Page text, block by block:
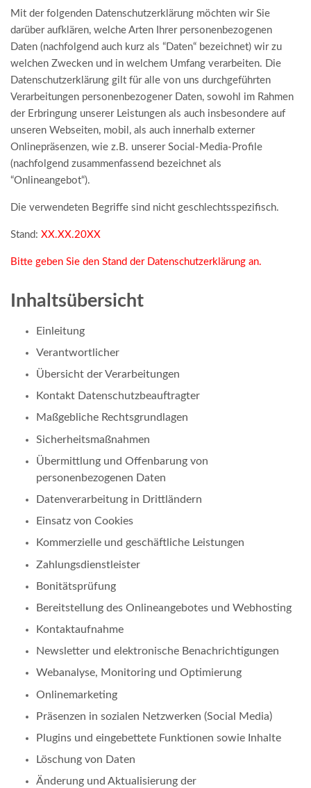
Mit der folgenden Datenschutzerklärung möchten wir Sie
darüber aufklären, welche Arten Ihrer personenbezogenen
Daten (nachfolgend auch kurz als “Daten“ bezeichnet) wir zu
welchen Zwecken und in welchem Umfang verarbeiten. Die
Datenschutzerklärung gilt für alle von uns durchgeführten
Verarbeitungen personenbezogener Daten, sowohl im Rahmen
der Erbringung unserer Leistungen als auch insbesondere auf
unseren Webseiten, mobil, als auch innerhalb externer
Onlinepräsenzen, wie z.B. unserer Social-Media-Profile
(nachfolgend zusammenfassend bezeichnet als
“Onlineangebot“).
Die verwendeten Begriffe sind nicht geschlechtsspezifisch.
Stand: XX.XX.20XX
Bitte geben Sie den Stand der Datenschutzerklärung an.
Inhaltsübersicht
Einleitung
Verantwortlicher
Übersicht der Verarbeitungen
Kontakt Datenschutzbeauftragter
Maßgebliche Rechtsgrundlagen
Sicherheitsmaßnahmen
Übermittlung und Offenbarung von
personenbezogenen Daten
Datenverarbeitung in Drittländern
Einsatz von Cookies
Kommerzielle und geschäftliche Leistungen
Zahlungsdienstleister
Bonitätsprüfung
Bereitstellung des Onlineangebotes und Webhosting
Kontaktaufnahme
Newsletter und elektronische Benachrichtigungen
Webanalyse, Monitoring und Optimierung
Onlinemarketing
Präsenzen in sozialen Netzwerken (Social Media)
Plugins und eingebettete Funktionen sowie Inhalte
Löschung von Daten
Änderung und Aktualisierung der